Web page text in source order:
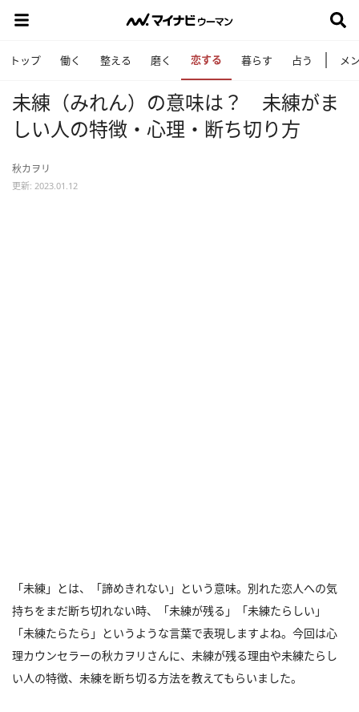
トップ 働く 整える 磨く 恋する 暮らす 占う メ
未練（みれん）の意味は？ 未練がま
しい人の特徴・心理・断ち切り方
秋カヲリ
更新: 2023.01.12
「未練」とは、「諦めきれない」という意味。別れた恋人への気
持ちをまだ断ち切れない時、「未練が残る」「未練たらしい」
「未練たらたら」というような言葉で表現しますよね。今回は心
理カウンセラーの秋カヲリさんに、未練が残る理由や未練たらし
い人の特徴、未練を断ち切る方法を教えてもらいました。